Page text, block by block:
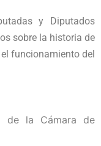
y Diputados
sobre la historia de
funcionamiento del
de la Cámara de